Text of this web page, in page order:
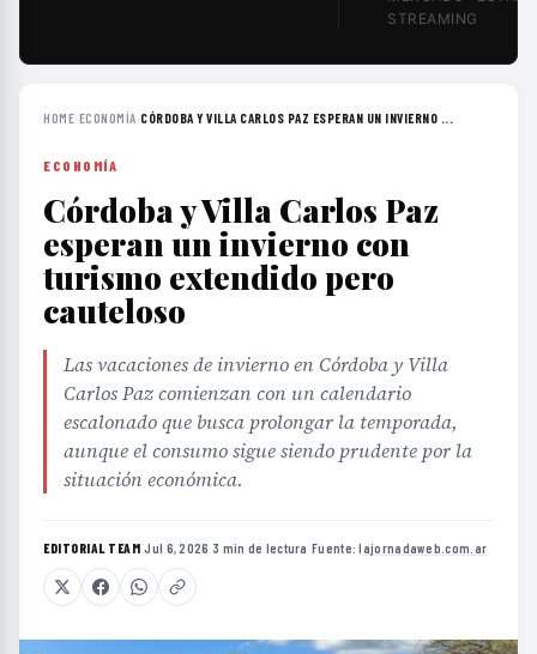
STREAMING
HOME›ECONOMÍA›CÓRDOBA Y VILLA CARLOS PAZ ESPERAN UN INVIERNO ...
ECONOMÍA
Córdoba y Villa Carlos Paz
esperan un invierno con
turismo extendido pero
cauteloso
Las vacaciones de invierno en Córdoba y Villa
Carlos Paz comienzan con un calendario
escalonado que busca prolongar la temporada,
aunque el consumo sigue siendo prudente por la
situación económica.
EDITORIAL TEAM·Jul 6, 2026 ·3 min de lectura ·Fuente:lajornadaweb.com.ar